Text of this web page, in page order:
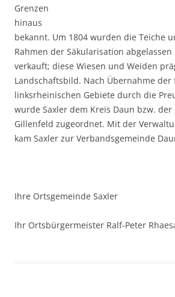
Grenzen
hinaus
bekannt. Um 1804 wurden die Teiche
Rahmen der Säkularisation
verkauft; diese Wiesen und Weiden
Landschaftsbild. Nach Übernahme der
linksrheinischen Gebiete durch die
wurde Saxler dem Kreis Daun bzw.
Gillenfeld zugeordnet. Mit der
kam Saxler zur Verbandsgemeinde
Ihre Ortsgemeinde Saxler
Ihr Ortsbürgermeister Ralf-Peter